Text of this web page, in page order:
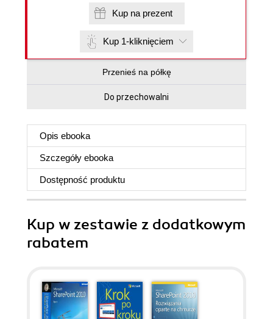
Kup na prezent
Kup 1-kliknięciem
Przenieś na półkę
Do przechowalni
Opis ebooka
Szczegóły ebooka
Dostępność produktu
Kup w zestawie z dodatkowym
rabatem